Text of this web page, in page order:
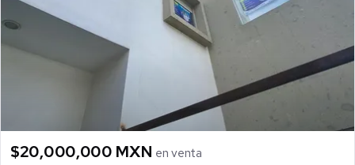
$20,000,000 MXN en venta